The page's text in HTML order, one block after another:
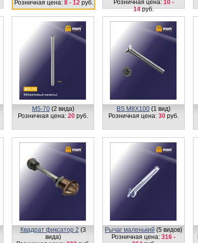
Розничная цена: 8 - 12руб.
Розничная цена: 10 -
14руб.
М5-70(2 вида)
Розничная цена: 20 руб.
BS М8Х100 (1 вид)
Розничная цена: 30 руб.
Квадрат фиксатор 2 (3
вида)
Рычаг маленький (5 видов)
Розничная цена: 316 -